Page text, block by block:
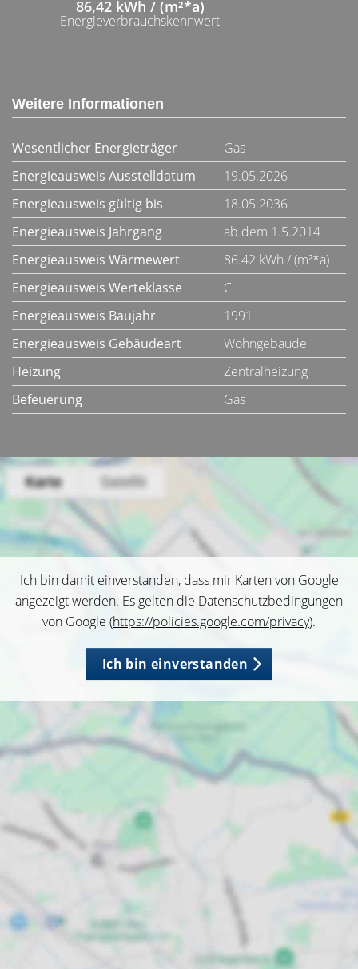
86,42 kWh / (m²*a)
Energieverbrauchskennwert
Weitere Informationen
Wesentlicher Energieträger
Gas
Energieausweis Ausstelldatum
19.05.2026
Energieausweis gültig bis
18.05.2036
Energieausweis Jahrgang
ab dem 1.5.2014
Energieausweis Wärmewert
86.42 kWh / (m²*a)
Energieausweis Werteklasse
C
Energieausweis Baujahr
1991
Energieausweis Gebäudeart
Wohngebäude
Heizung
Zentralheizung
Befeuerung
Gas
Ich bin damit einverstanden, dass mir Karten von Google
angezeigt werden. Es gelten die Datenschutzbedingungen
von Google (https://policies.google.com/privacy).
Ich bin einverstanden